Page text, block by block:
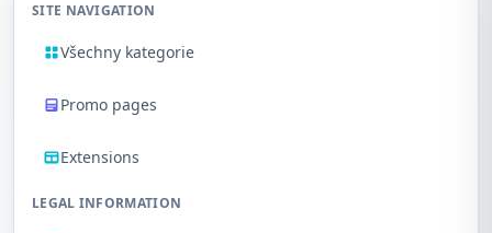
SITE NAVIGATION
Všechny kategorie
Promo pages
Extensions
LEGAL INFORMATION